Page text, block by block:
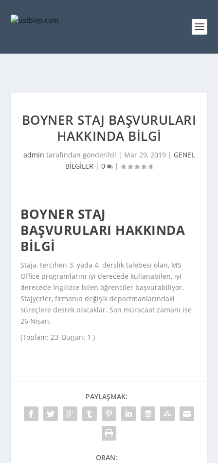
BOYNER STAJ BAŞVURULARI
HAKKINDA BILGI
admin tarafından gönderildi | Mar 29, 2019| GENEL
BİLGİLER | 0 |
BOYNER STAJ
BAŞVURULARI HAKKINDA
BILGI
Staja, tercihen 3. yada 4. derslik talebesi olan, MS
Office programlarını iyi derecede kullanabilen, iyi
derecede İngilizce bilen öğrenciler başvurabiliyor.
Stajyerler, firmanın değişik departmanlarındaki
süreçlere destek olacaklar. Son müracaat zamanı ise
26 Nisan.
(Toplam: 23, Bugün: 1 )
PAYLAŞMAK:
ORAN: